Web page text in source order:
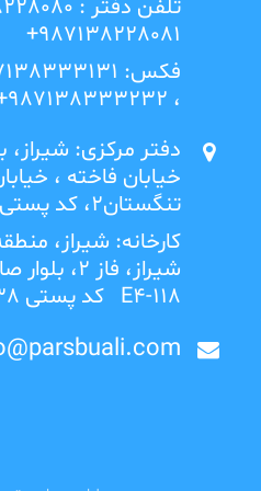
987138228081+
، 987138333232+
دفتر مرکزی: شیراز،
خیابان فاخته ،
تنگستان2، کد پستی: 7188718135
کارخانه: شیراز،
شیراز، فاز
E4-118 کد پستی 7159115638